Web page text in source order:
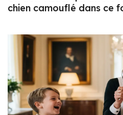
chien camouflé dans ce